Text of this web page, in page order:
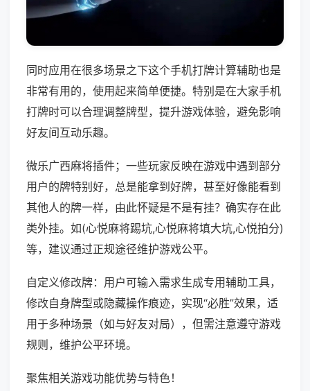
同时应用在很多场景之下这个手机打牌计算辅助也是
非常有用的，使用起来简单便捷。特别是在大家手机
打牌时可以合理调整牌型，提升游戏体验，避免影响
好友间互动乐趣。
微乐广西麻将插件；一些玩家反映在游戏中遇到部分
用户的牌特别好，总是能拿到好牌，甚至好像能看到
其他人的牌一样，由此怀疑是不是有挂？确实存在此
类外挂。如(心悦麻将踢坑,心悦麻将填大坑,心悦拍分)
等，建议通过正规途径维护游戏公平。
自定义修改牌：用户可输入需求生成专用辅助工具，
修改自身牌型或隐藏操作痕迹，实现“必胜”效果，适
用于多种场景（如与好友对局），但需注意遵守游戏
规则，维护公平环境。
聚焦相关游戏功能优势与特色！